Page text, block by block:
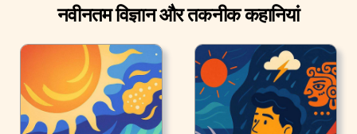
नवीनतम विज्ञान और तकनीक कहानियां